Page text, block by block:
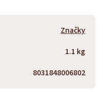
Značky
1.1 kg
8031848006802